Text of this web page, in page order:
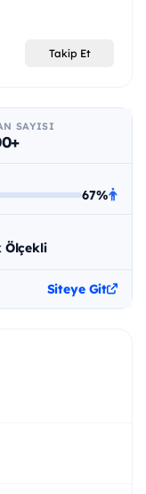
Takip Et
SAYISI
67%
Ölçekli
Siteye Git